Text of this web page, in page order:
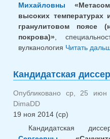
Михайловны
высоких температурах
гранулитовом поясе
покрова)» ,
вулканология Читать
Кандидатская
Опубликовано ср, 25 июн
DimaDD
19 ноя 2014 (ср)
Кандидатская